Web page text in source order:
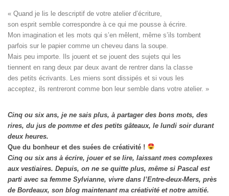
« Quand je lis le descriptif de votre atelier d’écriture,
son esprit semble correspondre à ce qui me pousse à écrire.
Mon imagination et les mots qui s’en mêlent, même s’ils tombent
parfois sur le papier comme un cheveu dans la soupe.
Mais peu importe. Ils jouent et se jouent des sujets qui les
tiennent en rang deux par deux avant de rentrer dans la classe
des petits écrivants. Les miens sont dissipés et si vous les
acceptez, ils rentreront comme bon leur semble dans votre atelier. »
Cinq ou six ans, je ne sais plus, à partager des bons mots, des
rires, du jus de pomme et des petits gâteaux, le lundi soir durant
deux heures.
Que du bonheur et des suées de créativité !
Cinq ou six ans à écrire, jouer et se lire, laissant mes complexes
aux vestiaires. Depuis, on ne se quitte plus, même si Pascal est
parti avec sa femme Sylvianne, vivre dans l’Entre-deux-Mers, près
de Bordeaux, son blog maintenant ma créativité et notre amitié.